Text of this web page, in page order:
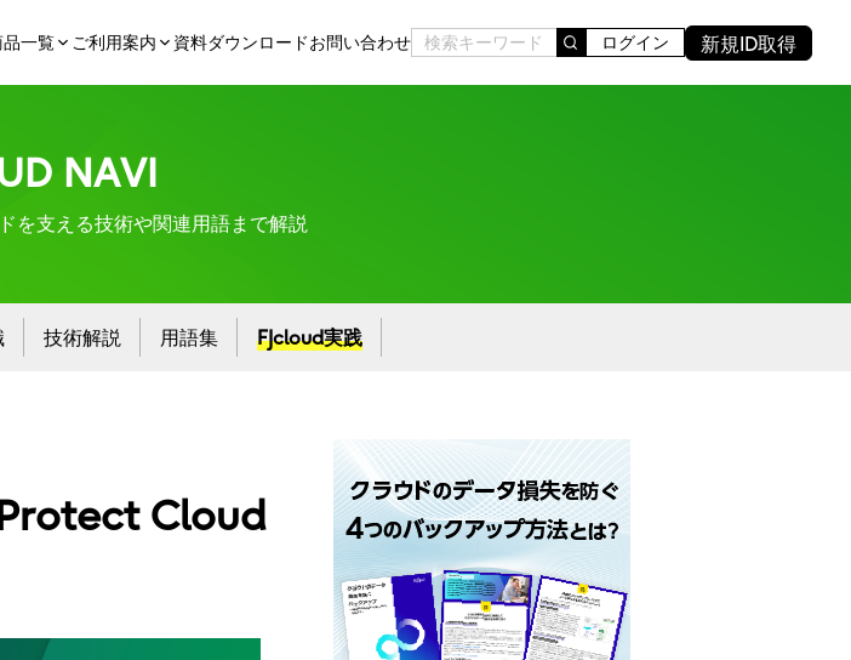
品一覧 ご利用案内 資料ダウンロードお問い合わせ ログイン 新規ID取得
NAVI
を支える技術や関連用語まで解説
技術解説 用語集 FJcloud実践
Cloud